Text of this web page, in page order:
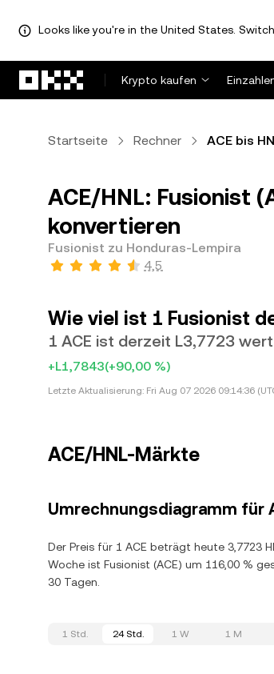
Looks like you're in the United States.
Krypto kaufen
Startseite Rechner ACE bis
ACE/HNL: Fusionist
konvertieren
Fusionist zu Honduras-Lempira
4,5
Wie viel ist 1 Fusionist
1 ACE ist derzeit L3,7723 wert
+L1,7843(+90,00 %)
Letzte Aktualisierung: Fri Aug 07 2026 09:14:36
ACE/HNL-Märkte
Umrechnungsdiagramm für
Der Preis für 1 ACE beträgt heute 3,7723
Woche ist Fusionist (ACE) um 116,00 %
30 Tagen.
1 Std. 24 Std. 1 W 1 M